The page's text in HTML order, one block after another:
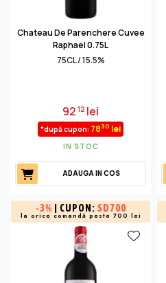
Chateau De Parenchere Cuvee
Raphael 0.75L
75CL / 15.5%
9212 lei
*după cupon: 7830 lei
IN STOC
ADAUGA IN COS
-3% | CUPON: SD700
la orice comandă peste 700 lei